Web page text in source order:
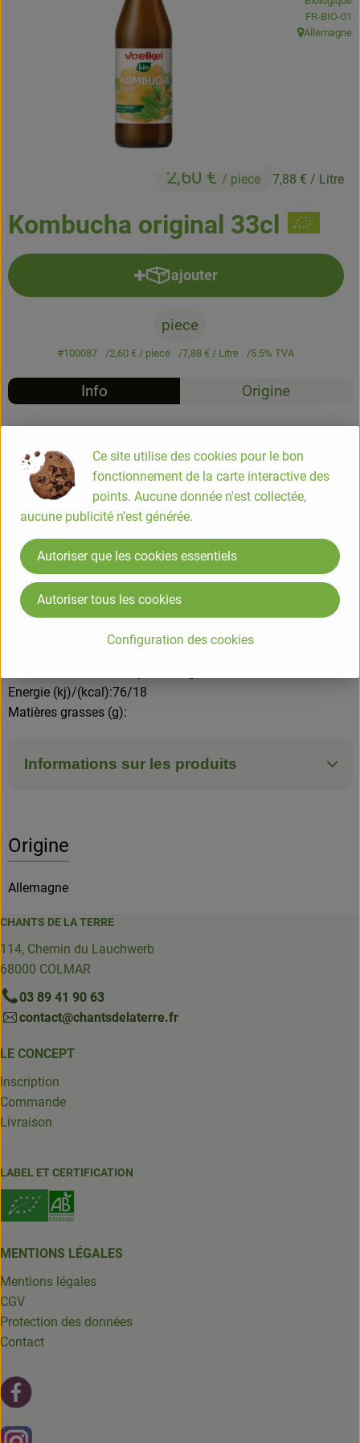
Cosmétique et hygiène
Kombucha original 33cl
2,60 € / piece 7,88 € / Litre
, Autorité
FR-BIO-01
, Origine:
Allemagne
ajouter
Ajouter le produit au panier
piece
#100087 2,60 €/ piece 7,88 €/ Litre 5.5% TVA
Info Origine
COMPOSITION
infusion de plantes et de thé* 99,5% (eau minérale naturelle,
sucre de canne brut*, thé vert*, thé noir*, feuilles de maté*,
fleurs de tilleul*, verveine citronnée*, fleurs de bleuet*,
mélisse*, menthe marocaine*, ortie*, fleurs de sureau*,
feuilles de framboisier*, fleurs de souci*, feuilles de mûrier*,
racine de réglisse*, culture de kombucha), gaz carbonique
naturel. *issu de l’agriculture biologique
Energie (kj)/(kcal):76/18
Matières grasses (g):
Informations sur les produits
Origine
Allemagne
CHANTS DE LA TERRE
114, Chemin du Lauchwerb
68000 COLMAR
03 89 41 90 63
contact@chantsdelaterre.fr
LE CONCEPT
Inscription
Commande
Livraison
LABEL ET CERTIFICATION
MENTIONS LÉGALES
Mentions légales
CGV
Protection des données
Contact
Lien externe vers https://www.instagram.com/
Ce site utilise des cookies pour le bon
fonctionnement de la carte interactive des
points. Aucune donnée n'est collectée,
aucune publicité n’est générée.
Configuration des cookies
Autoriser que les cookies essentiels
Autoriser tous les cookies